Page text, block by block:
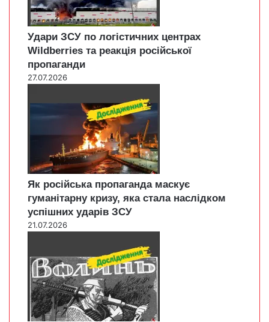
Удари ЗСУ по логістичних центрах
Wildberries та реакція російської
пропаганди
27.07.2026
Як російська пропаганда маскує
гуманітарну кризу, яка стала наслідком
успішних ударів ЗСУ
21.07.2026